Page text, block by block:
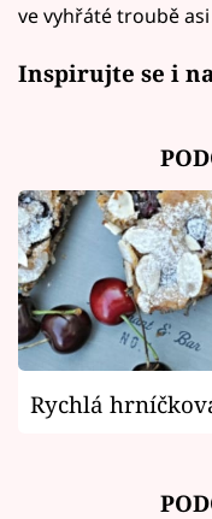
ve vyhřáté troubě
Inspirujte se i
Rychlá